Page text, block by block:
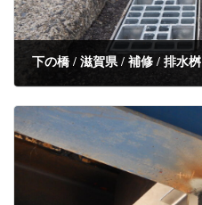
下の橋 / 滋賀県 / 補修 / 排水桝